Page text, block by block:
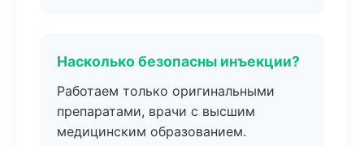
Насколько безопасны инъекции?
Работаем только оригинальными
препаратами, врачи с высшим
медицинским образованием.